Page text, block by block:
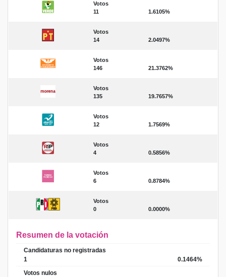
Votos
11
1.6105%
Votos
14
2.0497%
Votos
146
21.3762%
Votos
135
19.7657%
Votos
12
1.7569%
Votos
4
0.5856%
Votos
6
0.8784%
Votos
0
0.0000%
Resumen de la votación
Candidaturas no registradas
1
0.1464%
Votos nulos